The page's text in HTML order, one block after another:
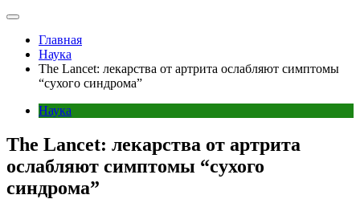
Главная
Наука
The Lancet: лекарства от артрита ослабляют симптомы
“сухого синдрома”
Наука
The Lancet: лекарства от артрита
ослабляют симптомы “сухого
синдрома”